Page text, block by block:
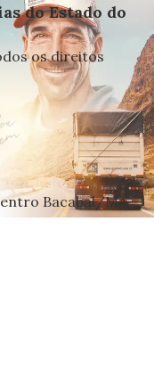
do Estado do
os direitos
Bacabal/MA